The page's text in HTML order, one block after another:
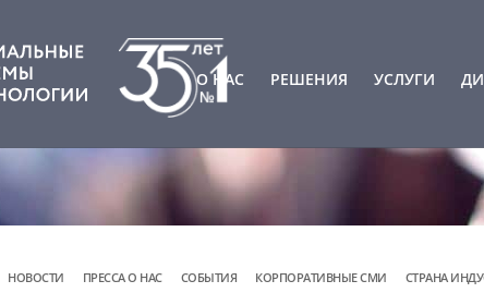
О НАС РЕШЕНИЯ УСЛУГИ
НОВОСТИ ПРЕССА О НАС СОБЫТИЯ КОРПОРАТИВНЫЕ СМИ СТРАНА